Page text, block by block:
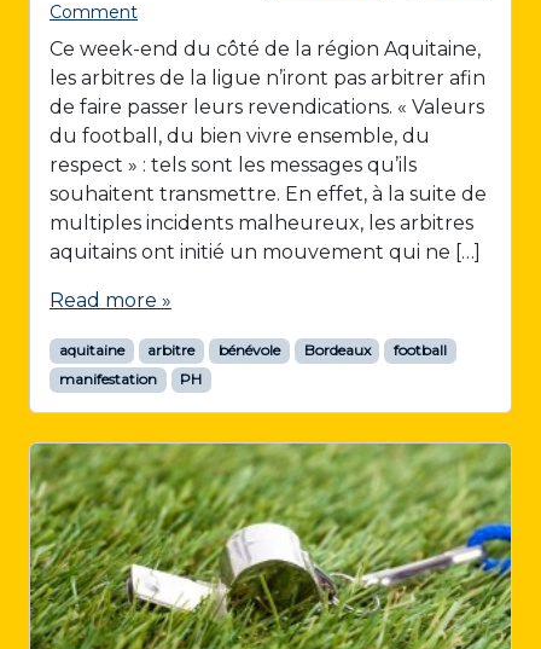
Comment
Ce week-end du côté de la région Aquitaine,
les arbitres de la ligue n’iront pas arbitrer afin
de faire passer leurs revendications. « Valeurs
du football, du bien vivre ensemble, du
respect » : tels sont les messages qu’ils
souhaitent transmettre. En effet, à la suite de
multiples incidents malheureux, les arbitres
aquitains ont initié un mouvement qui ne […]
Read more »
aquitaine arbitre bénévole Bordeaux
football
manifestation
PH